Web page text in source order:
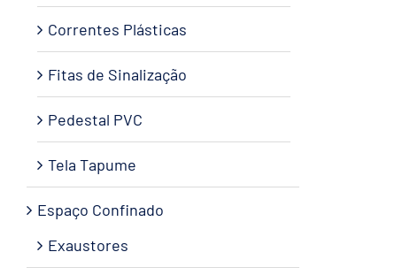
Correntes Plásticas
Fitas de Sinalização
Pedestal PVC
Tela Tapume
Espaço Confinado
Exaustores